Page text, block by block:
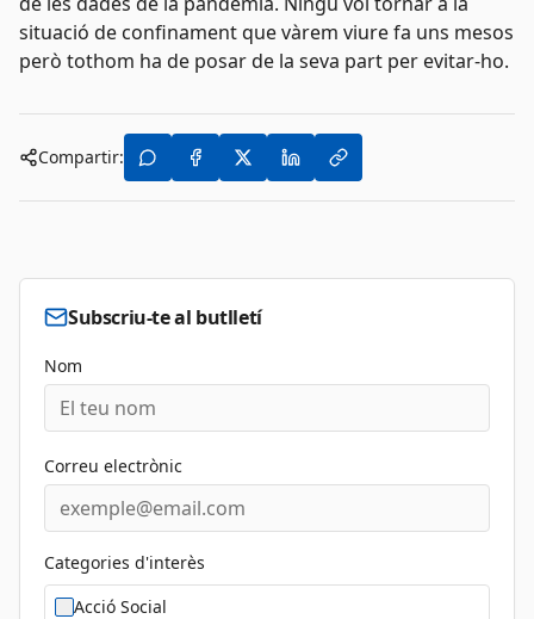
situació de confinament que vàrem viure fa uns mesos
però tothom ha de posar de la seva part per evitar-ho.
Compartir:
Subscriu-te al butlletí
Nom
Correu electrònic
Categories d'interès
Acció Social